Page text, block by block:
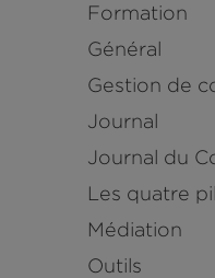
Formation
Général
Gestion de
Journal
Journal du
Les quatre
Médiation
Outils